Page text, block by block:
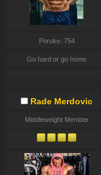
Poruke: 754
Go hard or go home
Rade Merdovic
Middleweight Member